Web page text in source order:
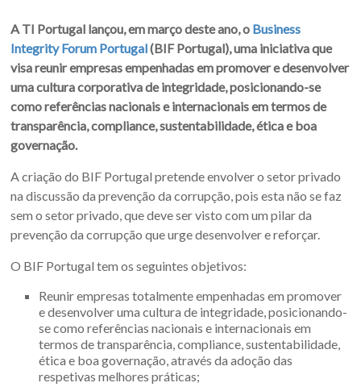
A TI Portugal lançou, em março deste ano, o Business
Integrity Forum Portugal(BIF Portugal), uma iniciativa que
visa reunir empresas empenhadas em promover e desenvolver
uma cultura corporativa de integridade, posicionando-se
como referências nacionais e internacionais em termos de
transparência, compliance, sustentabilidade, ética e boa
governação.
A criação do BIF Portugal pretende envolver o setor privado
na discussão da prevenção da corrupção, pois esta não se faz
sem o setor privado, que deve ser visto com um pilar da
prevenção da corrupção que urge desenvolver e reforçar.
O BIF Portugal tem os seguintes objetivos:
Reunir empresas totalmente empenhadas em promover
e desenvolver uma cultura de integridade, posicionando-
se como referências nacionais e internacionais em
termos de transparência, compliance, sustentabilidade,
ética e boa governação, através da adoção das
respetivas melhores práticas;